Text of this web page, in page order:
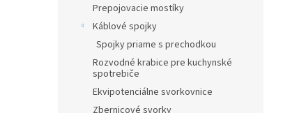
Prepojovacie mostíky
Káblové spojky
Spojky priame s prechodkou
Rozvodné krabice pre kuchynské
spotrebiče
Ekvipotenciálne svorkovnice
Zbernicové svorky